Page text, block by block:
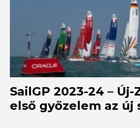
SailGP 2023-24 –
első győzelem az új